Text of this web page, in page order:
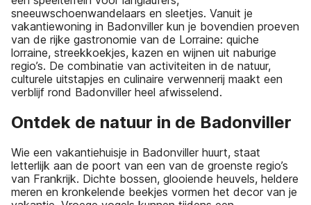
sneeuwschoenwandelaars en sleetjes. Vanuit je
vakantiewoning in Badonviller kun je bovendien proeven
van de rijke gastronomie van de Lorraine: quiche
lorraine, streekkoekjes, kazen en wijnen uit naburige
regio’s. De combinatie van activiteiten in de natuur,
culturele uitstapjes en culinaire verwennerij maakt een
verblijf rond Badonviller heel afwisselend.
Ontdek de natuur in de Badonviller
Wie een vakantiehuisje in Badonviller huurt, staat
letterlijk aan de poort van een van de groenste regio’s
van Frankrijk. Dichte bossen, glooiende heuvels, heldere
meren en kronkelende beekjes vormen het decor van je